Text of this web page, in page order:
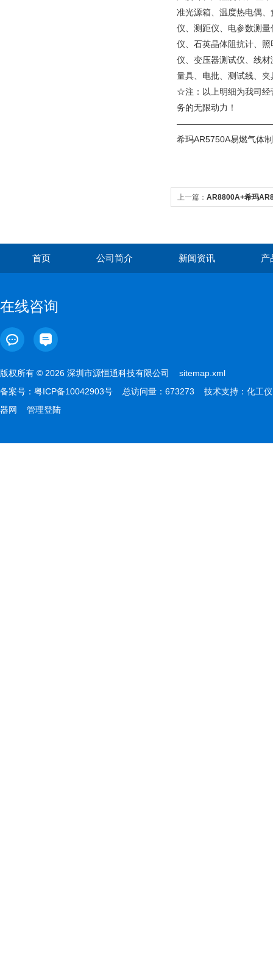
准光源箱、温度热电偶
仪、测距仪、电参数测
仪、石英晶体阻抗计、
仪、变压器测试仪、线
量具、电批、测试线、
☆注：以上明细为我司经
务的无限动力！
希玛AR5750A易燃气体
上一篇： AR8800A+希玛
首页 公司简介 新闻资讯 产
在线咨询
版权所有 © 2026 深圳市源恒通科技有限公司 sitemap.xml
备案号： 粤ICP备10042903号 总访问量：673273 技术支持： 化工仪
器网
管理登陆